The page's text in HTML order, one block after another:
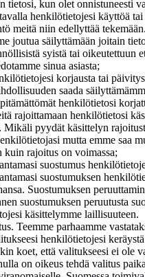
tietosi, kun olet onnistuneesti
henkilötietojesi käyttöä
meitä niin edellyttää
joutua säilyttämään joitain
syistä tai oikeutettuun
sinua asiasta;
korjausta tai
saada
henkilötietosi
rajoittamaan henkilötietosi
Mikäli pyydät käsittelyn
mutta emme saa
kuin rajoitus on voimassa;
suostumus
suostumuksen
Suostumuksen
suostumuksen peruutusta
käsittelymme laillisuuteen.
Teemme parhaamme
henkilötietojesi
koet, että valitukseesi ei ole
on oikeus tehdä valitus